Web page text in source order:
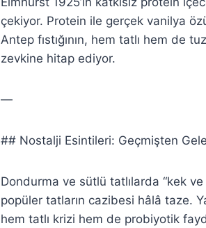
çekiyor. Protein ile gerçek vanilya
Antep fıstığının, hem tatlı hem de
zevkine hitap ediyor.
—
## Nostalji Esintileri: Geçmişten
Dondurma ve sütlü tatlılarda “kek ve
popüler tatların cazibesi hâlâ taze.
hem tatlı krizi hem de probiyotik